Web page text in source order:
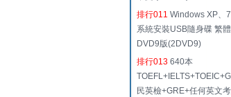
排行011 Windows XP、
系統安裝USB隨身碟 繁
DVD9版(2DVD9)
排行013 640本
民英檢+GRE+任何英文